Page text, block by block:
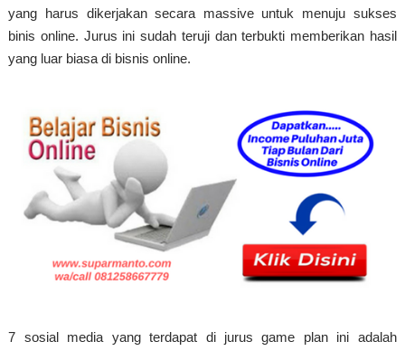
yang harus dikerjakan secara massive untuk menuju sukses
binis online. Jurus ini sudah teruji dan terbukti memberikan hasil
yang luar biasa di bisnis online.
7 sosial media yang terdapat di jurus game plan ini adalah